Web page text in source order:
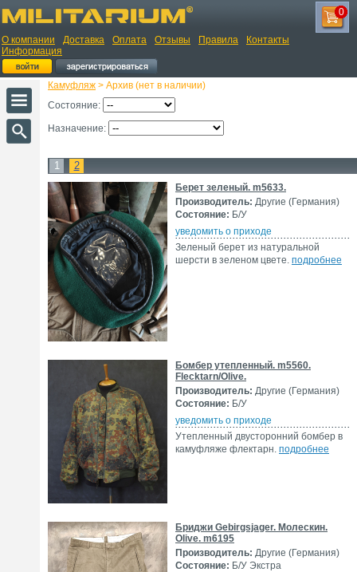
О компании Доставка Оплата Отзывы Правила
Контакты
Информация
0
Камуфляж > Архив (нет в наличии)
Состояние:
Назначение:
1 2
Берет зеленый. m5633.
Производитель: Другие (Германия)
Состояние: Б/У
уведомить о приходе
Зеленый берет из натуральной
шерсти в зеленом цвете. подробнее
Бомбер утепленный. m5560.
Flecktarn/Olive.
Производитель: Другие (Германия)
Состояние: Б/У
уведомить о приходе
Утепленный двусторонний бомбер в
камуфляже флектарн. подробнее
Бриджи Gebirgsjager. Молескин.
Olive. m6195
Производитель: Другие (Германия)
Состояние: Б/У Экстра